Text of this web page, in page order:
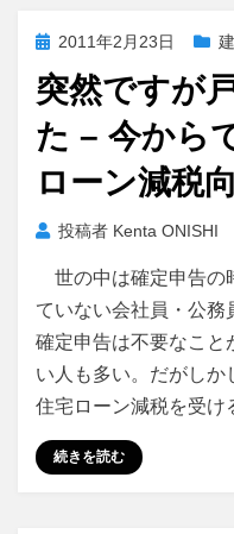
投
日:
2011年2月23日
突然ですが
た – 今から
ローン減税
投稿者 Kenta ONISHI
世の中は確定申告の
ていない会社員・公務
確定申告は不要なこと
い人も多い。だがしか
住宅ローン減税を受
続きを読む